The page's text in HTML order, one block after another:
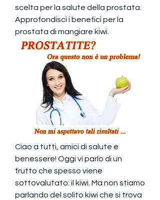
scelta per la salute della prostata.
Approfondisci i benefici per la
prostata di mangiare kiwi.
Ciao a tutti, amici di salute e
benessere! Oggi vi parlo di un
frutto che spesso viene
sottovalutato: il kiwi. Ma non stiamo
parlando del solito kiwi che si trova